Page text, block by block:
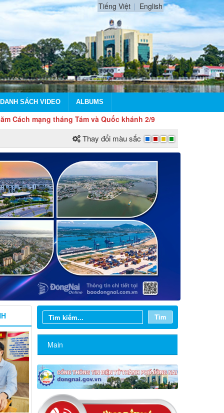
Tiếng Việt English
DANH SÁCH VIDEO ALBUMS
tháng Tám và Quốc khánh 2/9
Thay đổi màu sắc
Tìm
Main